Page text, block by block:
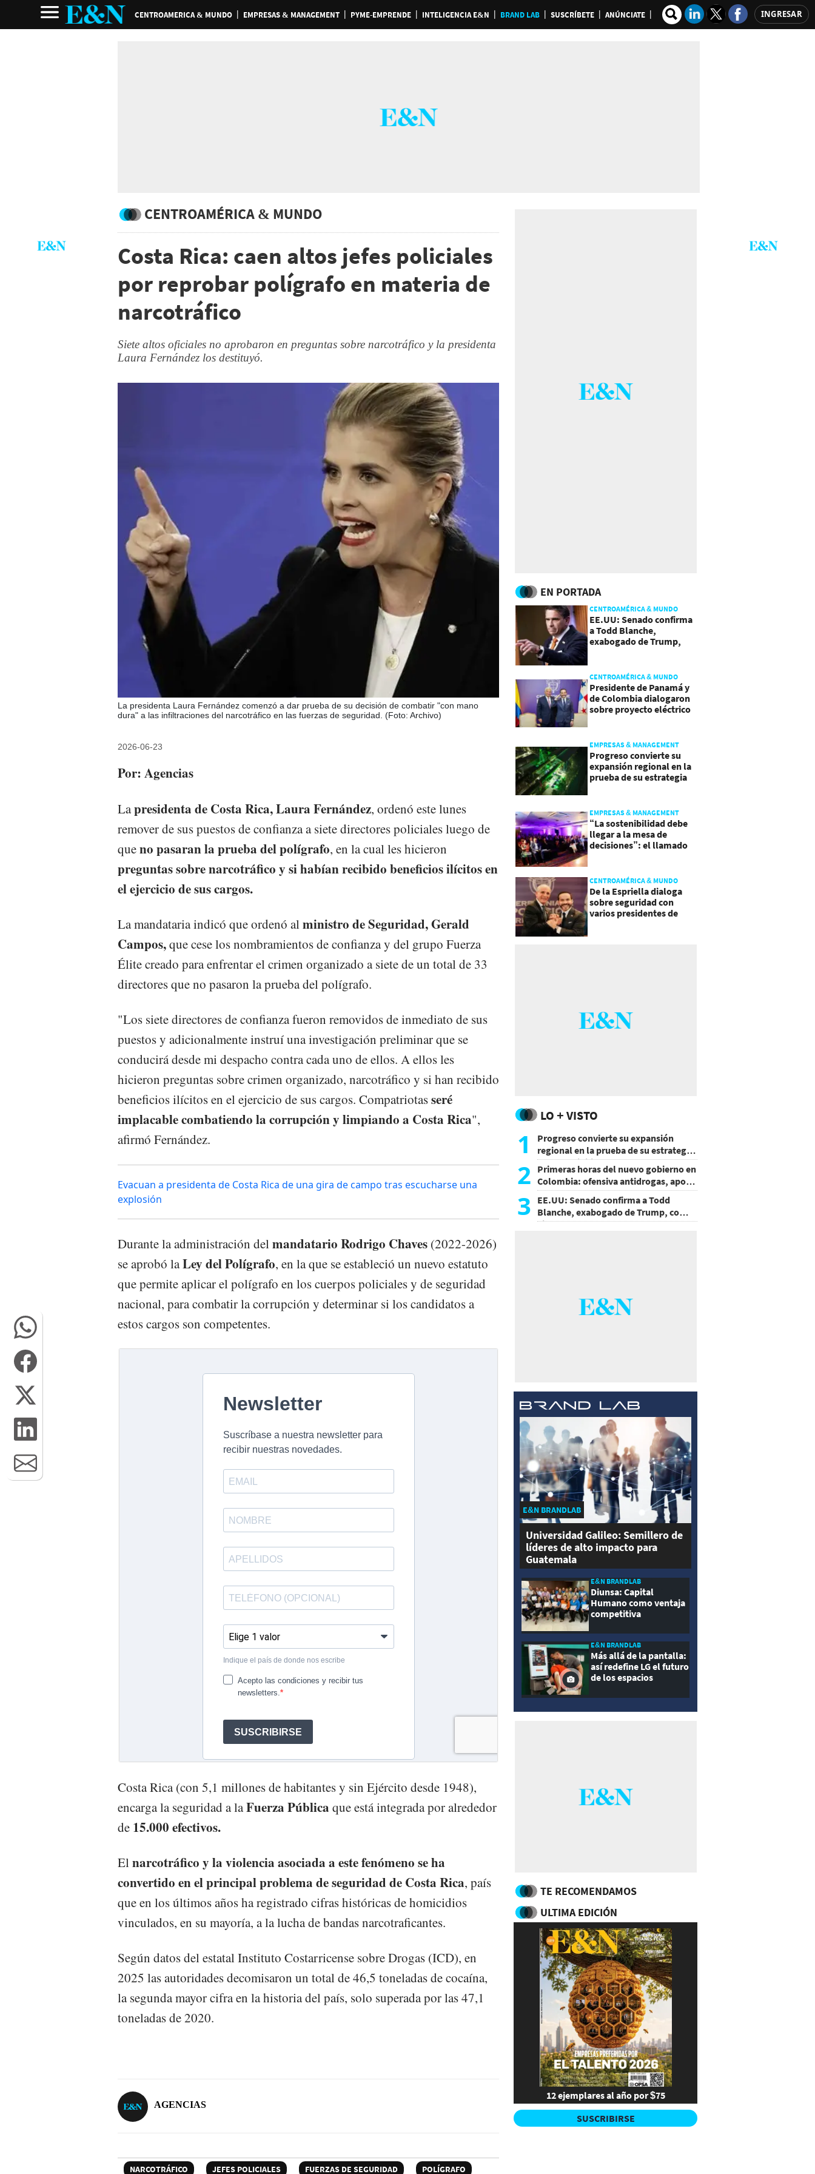
CENTROAMERICA & MUNDO EMPRESAS & MANAGEMENT PYME-EMPRENDE INTELIGENCIA E&N BRAND LAB SUSCRÍBETE ANÚNCIATE INGRESAR
CENTROAMÉRICA & MUNDO
Costa Rica: caen altos jefes policiales
por reprobar polígrafo en materia de
narcotráfico
Siete altos oficiales no aprobaron en preguntas sobre narcotráfico y la presidenta
Laura Fernández los destituyó.
La presidenta Laura Fernández comenzó a dar prueba de su decisión de combatir "con mano
dura" a las infiltraciones del narcotráfico en las fuerzas de seguridad. (Foto: Archivo)
2026-06-23
Por: Agencias
Lapresidenta de Costa Rica, Laura Fernández, ordenó este lunes
remover de sus puestos de confianza a siete directores policiales luego de
queno pasaran la prueba del polígrafo, en la cual les hicieron
preguntas sobre narcotráfico y si habían recibido beneficios ilícitos en
el ejercicio de sus cargos.
La mandataria indicó que ordenó alministro de Seguridad, Gerald
Campos,que cese los nombramientos de confianza y del grupo Fuerza
Élite creado para enfrentar el crimen organizado a siete de un total de 33
directores que no pasaron la prueba del polígrafo.
"Los siete directores de confianza fueron removidos de inmediato de sus
puestos y adicionalmente instruí una investigación preliminar que se
conducirá desde mi despacho contra cada uno de ellos. A ellos les
hicieron preguntas sobre crimen organizado, narcotráfico y si han recibido
beneficios ilícitos en el ejercicio de sus cargos. Compatriotasseré
implacable combatiendo la corrupción y limpiando a Costa Rica",
afirmó Fernández.
Evacuan a presidenta de Costa Rica de una gira de campo tras escucharse una
explosión
Durante la administración delmandatario Rodrigo Chaves (2022-2026)
se aprobó laLey del Polígrafo, en la que se estableció un nuevo estatuto
que permite aplicar el polígrafo en los cuerpos policiales y de seguridad
nacional, para combatir la corrupción y determinar si los candidatos a
estos cargos son competentes.
Costa Rica (con 5,1 millones de habitantes y sin Ejército desde 1948),
encarga la seguridad a laFuerza Pública que está integrada por alrededor
de 15.000 efectivos.
Elnarcotráfico y la violencia asociada a este fenómeno se ha
convertido en el principal problema de seguridad de Costa Rica, país
que en los últimos años ha registrado cifras históricas de homicidios
vinculados, en su mayoría, a la lucha de bandas narcotraficantes.
Según datos del estatal Instituto Costarricense sobre Drogas (ICD), en
2025 las autoridades decomisaron un total de 46,5 toneladas de cocaína,
la segunda mayor cifra en la historia del país, solo superada por las 47,1
toneladas de 2020.
AGENCIAS
NARCOTRÁFICO JEFES POLICIALES FUERZAS DE SEGURIDAD POLÍGRAFO
EN PORTADA
CENTROAMÉRICA & MUNDO
EE.UU: Senado confirma
a Todd Blanche,
exabogado de Trump,
CENTROAMÉRICA & MUNDO
Presidente de Panamá y
de Colombia dialogaron
sobre proyecto eléctrico
EMPRESAS & MANAGEMENT
Progreso convierte su
expansión regional en la
prueba de su estrategia
EMPRESAS & MANAGEMENT
“La sostenibilidad debe
llegar a la mesa de
decisiones”: el llamado
CENTROAMÉRICA & MUNDO
De la Espriella dialoga
sobre seguridad con
varios presidentes de
LO + VISTO
1
Progreso convierte su expansión
regional en la prueba de su estrategia
de sostenibilidad
2 Primeras horas del nuevo gobierno en
Colombia: ofensiva antidrogas, apoyo
de EE.UU. y un atentado
3 EE.UU: Senado confirma a Todd
Blanche, exabogado de Trump, como
Fiscal General
E&N BRANDLAB
Universidad Galileo: Semillero de
líderes de alto impacto para
Guatemala
E&N BRANDLAB
Diunsa: Capital
Humano como ventaja
competitiva
E&N BRANDLAB
Más allá de la pantalla:
así redefine LG el futuro
de los espacios
TE RECOMENDAMOS
ULTIMA EDICIÓN
12 ejemplares al año por $75
SUSCRIBIRSE